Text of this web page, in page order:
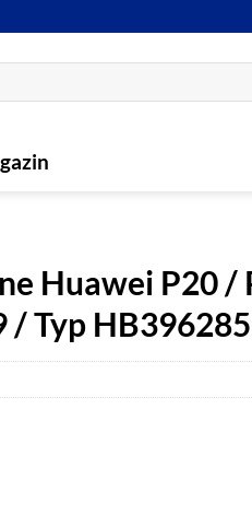
Huawei P20 /
/ Typ